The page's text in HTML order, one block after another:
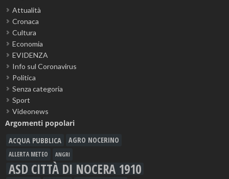
Attualità
Cronaca
Cultura
Economia
EVIDENZA
Info sul Coronavirus
Politica
Senza categoria
Sport
Videonews
Argomenti popolari
ACQUA PUBBLICA AGRO NOCERINO
ALLERTA METEO ANGRI
ASD CITTÀ DI NOCERA 1910